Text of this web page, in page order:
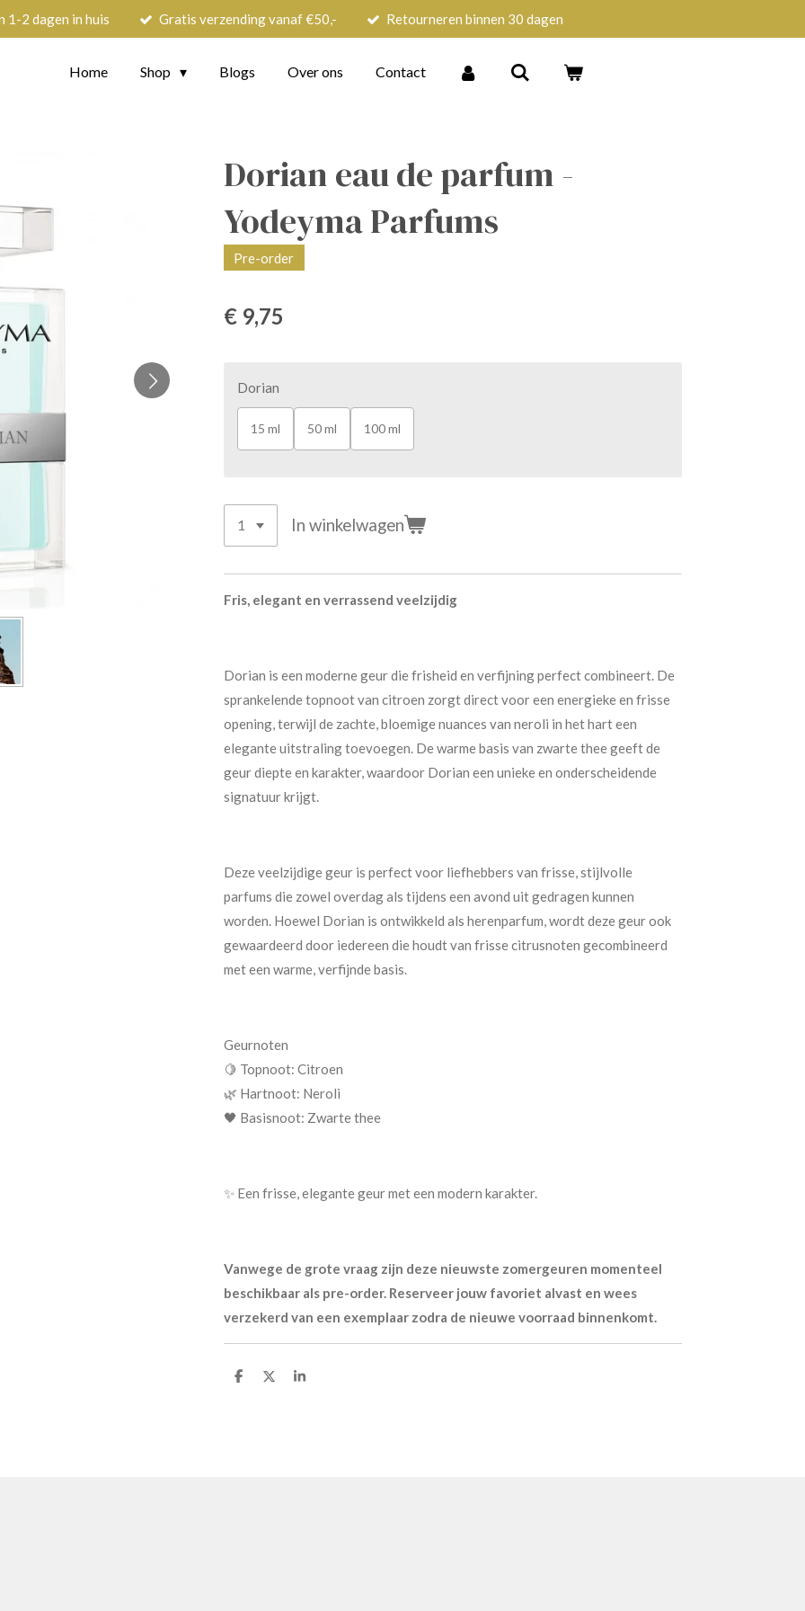
1-2 dagen in huis Gratis verzending vanaf €50,- Retourneren binnen 30 dagen
Home Shop Blogs Over ons Contact
Dorian eau de parfum -
Yodeyma Parfums
Pre-order
€ 9,75
Dorian
15 ml 50 ml 100 ml
In winkelwagen
Fris, elegant en verrassend veelzijdig
Dorian is een moderne geur die frisheid en verfijning perfect combineert. De
sprankelende topnoot van citroen zorgt direct voor een energieke en frisse
opening, terwijl de zachte, bloemige nuances van neroli in het hart een
elegante uitstraling toevoegen. De warme basis van zwarte thee geeft de
geur diepte en karakter, waardoor Dorian een unieke en onderscheidende
signatuur krijgt.
Deze veelzijdige geur is perfect voor liefhebbers van frisse, stijlvolle
parfums die zowel overdag als tijdens een avond uit gedragen kunnen
worden. Hoewel Dorian is ontwikkeld als herenparfum, wordt deze geur ook
gewaardeerd door iedereen die houdt van frisse citrusnoten gecombineerd
met een warme, verfijnde basis.
Geurnoten
🍋 Topnoot: Citroen
🌿 Hartnoot: Neroli
🖤 Basisnoot: Zwarte thee
✨ Een frisse, elegante geur met een modern karakter.
Vanwege de grote vraag zijn deze nieuwste zomergeuren momenteel
beschikbaar als pre-order. Reserveer jouw favoriet alvast en wees
verzekerd van een exemplaar zodra de nieuwe voorraad binnenkomt.
D
D
S